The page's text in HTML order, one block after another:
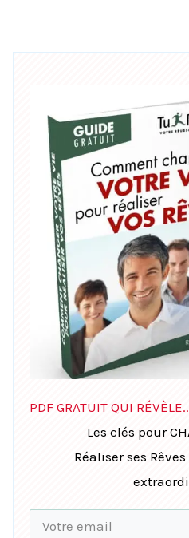
PDF GRATUIT QUI
Les clés pour
Réaliser ses